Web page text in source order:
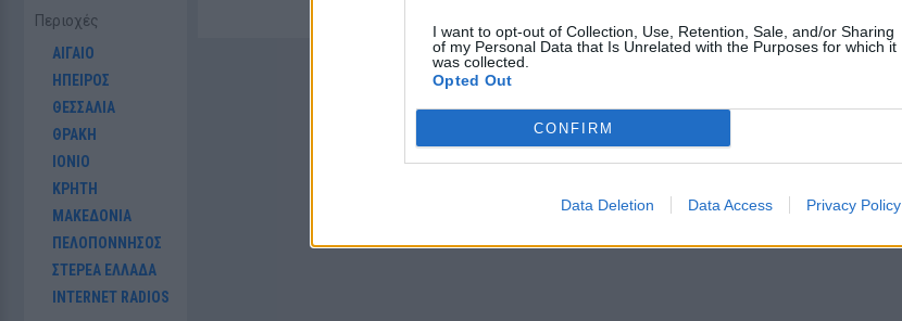
I want to opt-out of Collection, Use, Retention, Sale, and/or Sharing
of my Personal Data that Is Unrelated with the Purposes for which it
was collected.
Opted Out
CONFIRM
Data Deletion Data Access Privacy Policy
Περιοχές
ΑΙΓΑΙΟ
ΗΠΕΙΡΟΣ
ΘΕΣΣΑΛΙΑ
ΘΡΑΚΗ
ΙΟΝΙΟ
ΚΡΗΤΗ
ΜΑΚΕΔΟΝΙΑ
ΠΕΛΟΠΟΝΝΗΣΟΣ
ΣΤΕΡΕΑ ΕΛΛΑΔΑ
INTERNET RADIOS